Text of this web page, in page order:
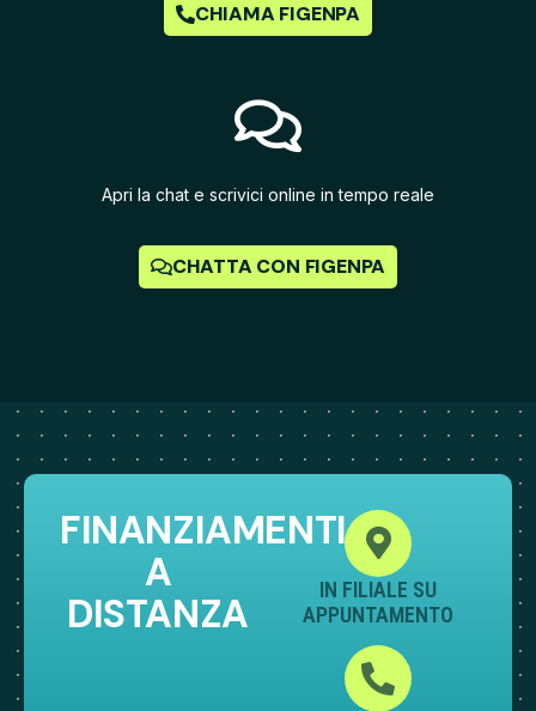
CHIAMA FIGENPA
Apri la chat e scrivici online in tempo reale
CHATTA CON FIGENPA
FINANZIAMENTI
A
DISTANZA
IN FILIALE SU
APPUNTAMENTO